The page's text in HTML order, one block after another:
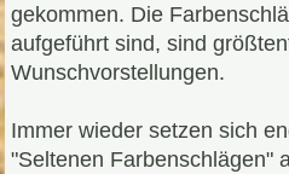
gekommen. Die
aufgeführt sind, sind
Wunschvorstellungen.
Immer wieder setzen sich
"Seltenen Farbenschlägen"